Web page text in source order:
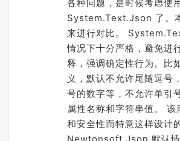
各种问题，是时候考虑使
System.Text.Json 了。
来进行对比。
情况下十分严格，避免进
释，强调确定性行为。比
义，默认不允许尾随逗号
号的数字等，不允许单引
属性名称和字符串值。 该
和安全性而特意这样设计的